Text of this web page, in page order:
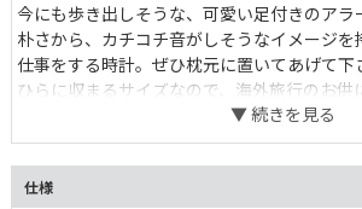
今にも歩き出しそうな、可愛い足付きのアラ
朴さから、カチコチ音がしそうなイメージ
仕事をする時計。ぜひ枕元に置いてあげて
ひらに収まるサイズなので、海外旅行のお供
仕様